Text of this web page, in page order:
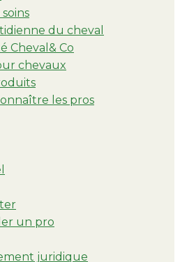
du cheval
Cheval& Co
chevaux
les pros
un pro
juridique